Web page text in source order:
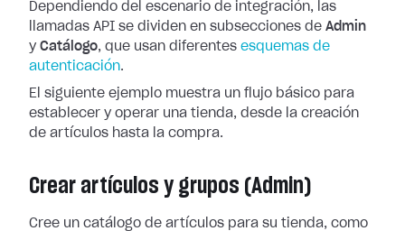
Dependiendo del escenario de integración, las
llamadas API se dividen en subsecciones de Admin
y Catálogo, que usan diferentes esquemas de
autenticación.
El siguiente ejemplo muestra un flujo básico para
establecer y operar una tienda, desde la creación
de artículos hasta la compra.
Crear artículos y grupos (Admin)
Cree un catálogo de artículos para su tienda, como